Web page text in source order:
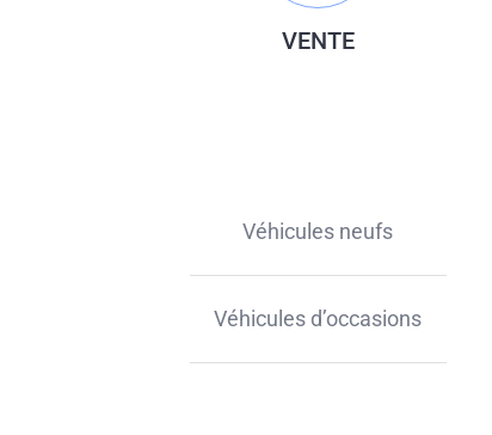
VENTE
Véhicules neufs
Véhicules d’occasions